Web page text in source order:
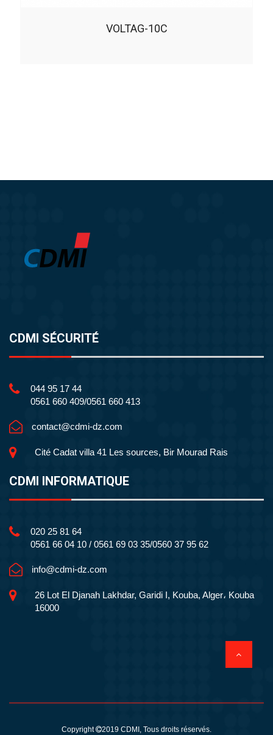
VOLTAG-10C
CDMI SÉCURITÉ
044 95 17 44
0561 660 409/0561 660 413
contact@cdmi-dz.com
Cité Cadat villa 41 Les sources, Bir Mourad Rais
CDMI INFORMATIQUE
020 25 81 64
0561 66 04 10 / 0561 69 03 35/0560 37 95 62
info@cdmi-dz.com
26 Lot El Djanah Lakhdar, Garidi I, Kouba, Alger، Kouba
16000
Copyright 2019 CDMI , Tous droits réservés.